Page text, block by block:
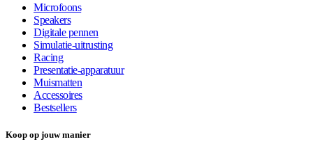
Microfoons
Speakers
Digitale pennen
Simulatie-uitrusting
Racing
Presentatie-apparatuur
Muismatten
Accessoires
Bestsellers
Koop op jouw manier